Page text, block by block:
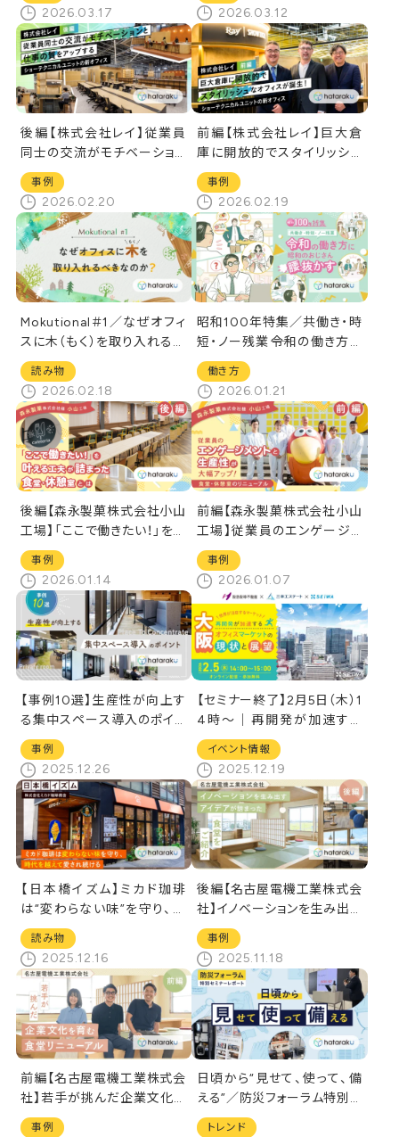
2026.03.17 2026.03.12
後編【株式会社レイ】従業員
同士の交流がモチベーション
と仕事の質をアップする／シ
ョーテクニカルユニットの新
オフィス
事例
2026.02.20
前編【株式会社レイ】巨大倉
庫に開放的でスタイリッシュ
なオフィスが誕生！／ショーテ
クニカルユニットの新オフィ
ス
事例
2026.02.19
Mokutional＃1／なぜオフィ
スに木（もく）を取り入れるべ
きなのか？
読み物
2026.02.18
昭和100年特集／共働き・時
短・ノー残業――令和の働き方に
昭和のおじさん腰抜かす
働き方
2026.01.21
後編【森永製菓株式会社小山
工場】「ここで働きたい！」を叶
える工夫が詰まった食堂・休
憩室とは
事例
2026.01.14
前編【森永製菓株式会社小山
工場】従業員のエンゲージメ
ントと生産性が大幅アップ！／
食堂・休憩室のリニューアル
事例
2026.01.07
【事例10選】生産性が向上す
る集中スペース導入のポイン
ト
事例
2025.12.26
【セミナー終了】2月5日（木）1
4時～｜再開発が加速する
「大阪オフィスマーケット」の
現状と展望
イベント情報
2025.12.19
【日本橋イズム】ミカド珈琲
は“変わらない味”を守り、時
代を越えて愛され続ける
読み物
2025.12.16
後編【名古屋電機工業株式会
社】イノベーションを生み出す
アイデアが詰まった食堂をご
紹介
事例
2025.11.18
前編【名古屋電機工業株式会
社】若手が挑んだ企業文化を
育む食堂リニューアル
事例
日頃から“見せて、使って、備
える”／防災フォーラム特別セ
ミナーレポート
トレンド